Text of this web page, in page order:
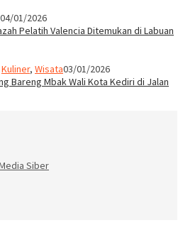
04/01/2026
Pelatih Valencia Ditemukan di Labuan
Kuliner, Wisata03/01/2026
Bareng Mbak Wali Kota Kediri di Jalan
Siber